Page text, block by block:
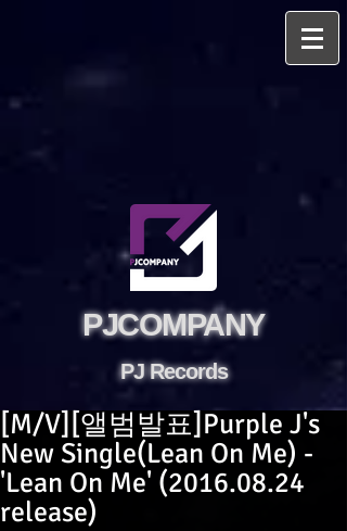
PJCOMPANY
PJ Records
[M/V][앨범발표]Purple J's
New Single(Lean On Me) -
'Lean On Me' (2016.08.24
release)